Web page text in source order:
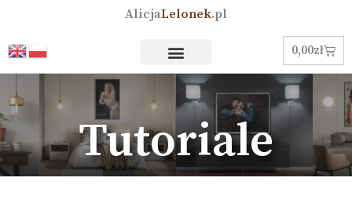
AlicjaLelonek.pl
0,00zł
Tutoriale